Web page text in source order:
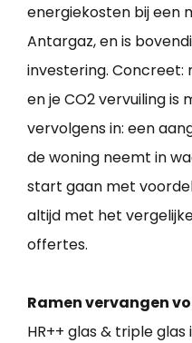
energiekosten bij een
Antargaz, en is
investering. Concreet:
en je CO2 vervuiling is
vervolgens in: een
de woning neemt in
start gaan met
altijd met het
offertes.
Ramen vervangen
HR++ glas & triple